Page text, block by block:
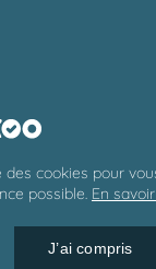
des cookies pour
possible. En
J’ai compris
- Tous